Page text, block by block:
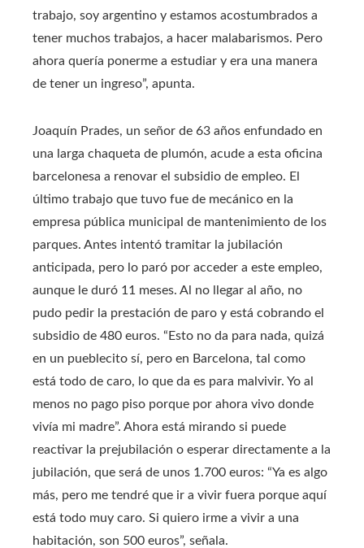
trabajo, soy argentino y estamos acostumbrados a
tener muchos trabajos, a hacer malabarismos. Pero
ahora quería ponerme a estudiar y era una manera
de tener un ingreso”, apunta.
Joaquín Prades, un señor de 63 años enfundado en
una larga chaqueta de plumón, acude a esta oficina
barcelonesa a renovar el subsidio de empleo. El
último trabajo que tuvo fue de mecánico en la
empresa pública municipal de mantenimiento de los
parques. Antes intentó tramitar la jubilación
anticipada, pero lo paró por acceder a este empleo,
aunque le duró 11 meses. Al no llegar al año, no
pudo pedir la prestación de paro y está cobrando el
subsidio de 480 euros. “Esto no da para nada, quizá
en un pueblecito sí, pero en Barcelona, tal como
está todo de caro, lo que da es para malvivir. Yo al
menos no pago piso porque por ahora vivo donde
vivía mi madre”. Ahora está mirando si puede
reactivar la prejubilación o esperar directamente a la
jubilación, que será de unos 1.700 euros: “Ya es algo
más, pero me tendré que ir a vivir fuera porque aquí
está todo muy caro. Si quiero irme a vivir a una
habitación, son 500 euros”, señala.